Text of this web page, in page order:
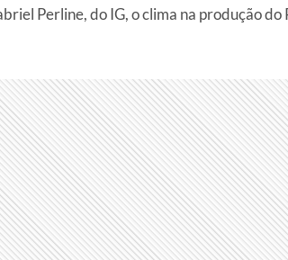
Perline, do IG, o clima na produção do